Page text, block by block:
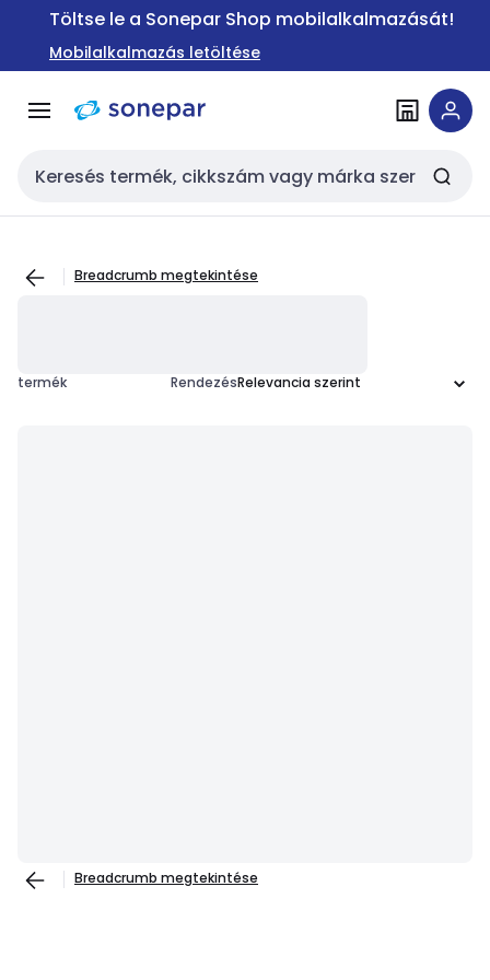
Ugrás a
Ugrás a
tartalomra
Töltse le a Sonepar Shop mobilalkalmazását!
Mobilalkalmazás letöltése
Keresési bemenet
Breadcrumb megtekintése
termék Rendezés
Breadcrumb megtekintése